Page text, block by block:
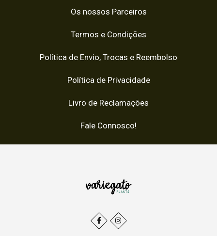
Os nossos Parceiros
Termos e Condições
Política de Envio, Trocas e Reembolso
Política de Privacidade
Livro de Reclamações
Fale Connosco!